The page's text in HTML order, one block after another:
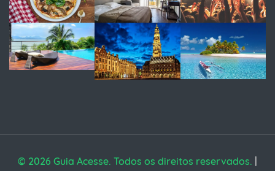
© 2026 Guia Acesse. Todos os direitos reservados. |